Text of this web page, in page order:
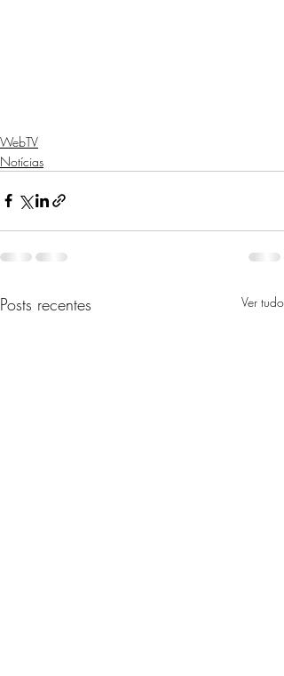
WebTV
Notícias
Posts recentes Ver tudo